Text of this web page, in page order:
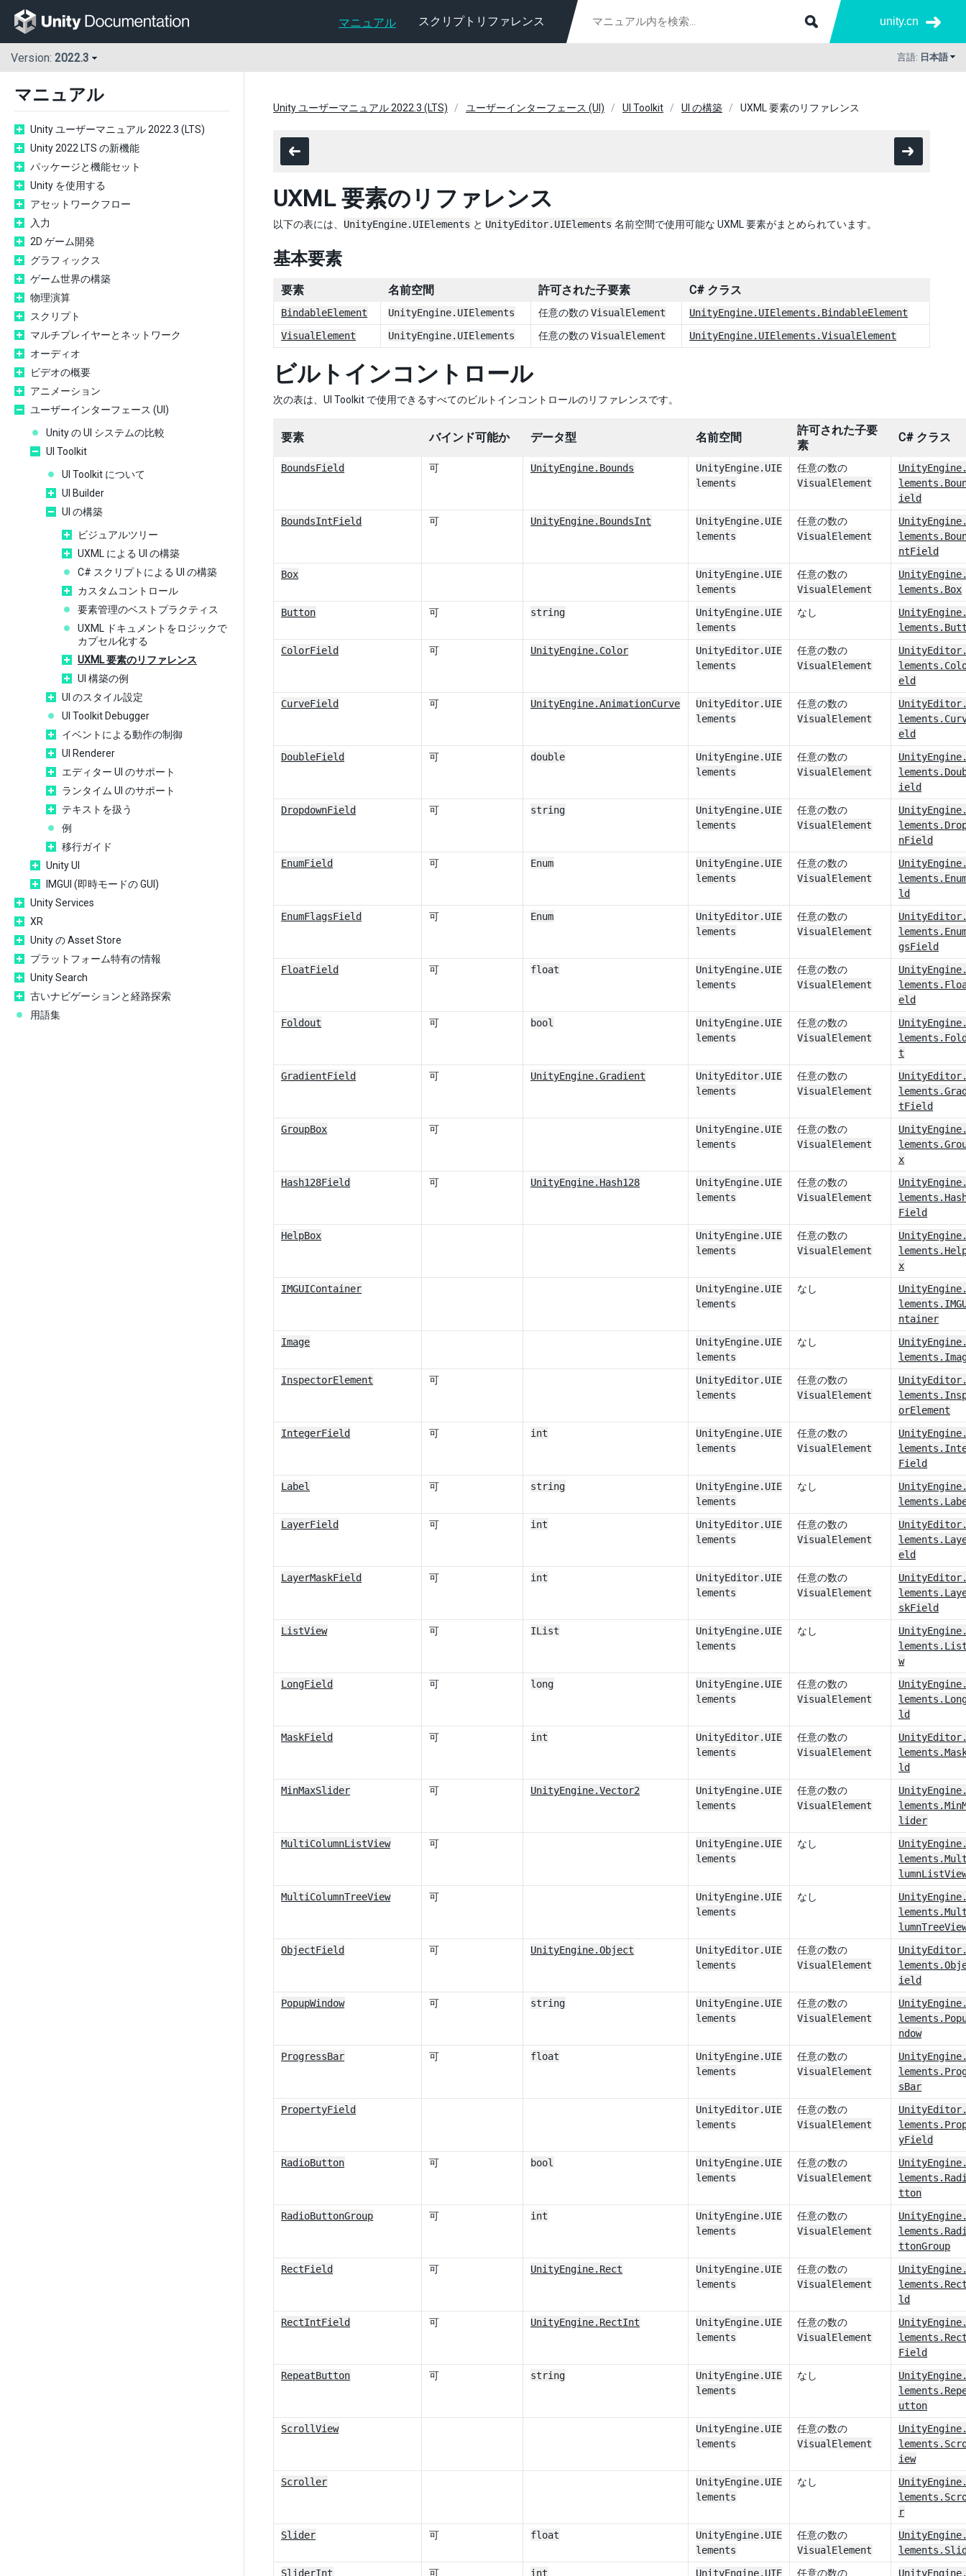
マニュアル スクリプトリファレンス unity.cn
Version: 2022.3 言語: 日本語
マニュアル
Unity ユーザーマニュアル 2022.3 (LTS)
Unity 2022 LTS の新機能
パッケージと機能セット
Unity を使用する
アセットワークフロー
入力
2D ゲーム開発
グラフィックス
ゲーム世界の構築
物理演算
スクリプト
マルチプレイヤーとネットワーク
オーディオ
ビデオの概要
アニメーション
ユーザーインターフェース (UI)
Unity の UI システムの比較
UI Toolkit
UI Toolkit について
UI Builder
UI の構築
ビジュアルツリー
UXML による UI の構築
C# スクリプトによる UI の構築
カスタムコントロール
要素管理のベストプラクティス
UXML ドキュメントをロジックで
カプセル化する
UXML 要素のリファレンス
UI 構築の例
UI のスタイル設定
UI Toolkit Debugger
イベントによる動作の制御
UI Renderer
エディター UI のサポート
ランタイム UI のサポート
テキストを扱う
例
移行ガイド
Unity UI
IMGUI (即時モードの GUI)
Unity Services
XR
Unity の Asset Store
プラットフォーム特有の情報
Unity Search
古いナビゲーションと経路探索
用語集
Unity ユーザーマニュアル 2022.3 (LTS) ユーザーインターフェース (UI) UI Toolkit UI の構築 UXML 要素のリファレンス
UXML 要素のリファレンス
以下の表には、 UnityEngine.UIElements と UnityEditor.UIElements 名前空間で使用可能な UXML 要素がまとめられています。
基本要素
要素 名前空間 許可された子要素 C# クラス
BindableElement UnityEngine.UIElements 任意の数のVisualElement
UnityEngine.UIElements.BindableElement
VisualElement
UnityEngine.UIElements 任意の数のVisualElement UnityEngine.UIElements.VisualElement
ビルトインコントロール
次の表は、UI Toolkit で使用できるすべてのビルトインコントロールのリファレンスです。
要素 バインド可能か データ型 名前空間
許可された子要
素
C# クラス
BoundsField 可 UnityEngine.Bounds
UnityEngine.UIE
lements
任意の数の
VisualElement
ield
BoundsIntField
可 UnityEngine.BoundsInt
UnityEngine.UIE
lements
任意の数の
VisualElement
ntField
Box
UnityEngine.UIE
lements
任意の数の
VisualElement
lements.Box
Button
可 string
UnityEngine.UIE
lements
なし
ColorField
可 UnityEngine.Color
UnityEditor.UIE
lements
任意の数の
VisualElement
eld
CurveField
可 UnityEngine.AnimationCurve
UnityEditor.UIE
lements
任意の数の
VisualElement
eld
DoubleField
可 double
UnityEngine.UIE
lements
任意の数の
VisualElement
ield
DropdownField
可 string
UnityEngine.UIE
lements
任意の数の
VisualElement
nField
EnumField
可 Enum
UnityEngine.UIE
lements
任意の数の
VisualElement
ld
EnumFlagsField
可 Enum
UnityEditor.UIE
lements
任意の数の
VisualElement
gsField
FloatField
可 float
UnityEngine.UIE
lements
任意の数の
VisualElement
eld
Foldout
可 bool
UnityEngine.UIE
lements
任意の数の
VisualElement
t
GradientField
可 UnityEngine.Gradient
UnityEditor.UIE
lements
任意の数の
VisualElement
tField
GroupBox
可
UnityEngine.UIE
lements
任意の数の
VisualElement
x
Hash128Field
可 UnityEngine.Hash128
UnityEngine.UIE
lements
任意の数の
VisualElement
Field
HelpBox
UnityEngine.UIE
lements
任意の数の
VisualElement
x
IMGUIContainer
UnityEngine.UIE
lements
なし
ntainer
Image
UnityEngine.UIE
lements
なし
InspectorElement
可
UnityEditor.UIE
lements
任意の数の
VisualElement
orElement
IntegerField
可 int
UnityEngine.UIE
lements
任意の数の
VisualElement
Field
Label
可 string
UnityEngine.UIE
lements
なし
LayerField
可 int
UnityEditor.UIE
lements
任意の数の
VisualElement
eld
LayerMaskField
可 int
UnityEditor.UIE
lements
任意の数の
VisualElement
skField
ListView
可 IList
UnityEngine.UIE
lements
なし
w
LongField
可 long
UnityEngine.UIE
lements
任意の数の
VisualElement
ld
MaskField
可 int
UnityEditor.UIE
lements
任意の数の
VisualElement
ld
MinMaxSlider
可 UnityEngine.Vector2
UnityEngine.UIE
lements
任意の数の
VisualElement
lider
MultiColumnListView
可
UnityEngine.UIE
lements
なし
MultiColumnTreeView
可
UnityEngine.UIE
lements
なし
ObjectField
可 UnityEngine.Object
UnityEditor.UIE
lements
任意の数の
VisualElement
ield
PopupWindow
可 string
UnityEngine.UIE
lements
任意の数の
VisualElement
ndow
ProgressBar
可 float
UnityEngine.UIE
lements
任意の数の
VisualElement
sBar
PropertyField
UnityEditor.UIE
lements
任意の数の
VisualElement
yField
RadioButton
可 bool
UnityEngine.UIE
lements
任意の数の
VisualElement
tton
RadioButtonGroup
可 int
UnityEngine.UIE
lements
任意の数の
VisualElement
ttonGroup
RectField
可 UnityEngine.Rect
UnityEngine.UIE
lements
任意の数の
VisualElement
ld
RectIntField
可 UnityEngine.RectInt
UnityEngine.UIE
lements
任意の数の
VisualElement
Field
RepeatButton
可 string
UnityEngine.UIE
lements
なし
utton
ScrollView
UnityEngine.UIE
lements
任意の数の
VisualElement
iew
Scroller
UnityEngine.UIE
lements
なし
r
Slider
可 float
UnityEngine.UIE
lements
任意の数の
VisualElement
SliderInt
可 int UnityEngine.UIE 任意の数の